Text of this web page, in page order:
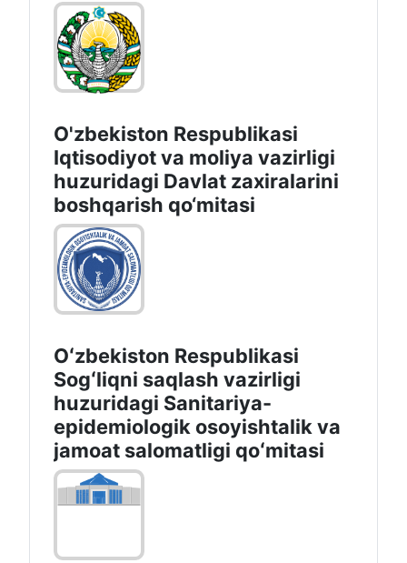
O'zbekiston Respublikasi
Iqtisodiyot va moliya vazirligi
huzuridаgi Dаvlаt zаxirаlаrini
boshqаrish qo‘mitаsi
Oʻzbekiston Respublikasi
Sogʻliqni saqlash vazirligi
huzuridagi Sanitariya-
epidemiologik osoyishtalik va
jamoat salomatligi qoʻmitasi